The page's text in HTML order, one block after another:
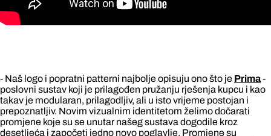
- Naš logo i popratni patterni najbolje opisuju ono što je Prima-
poslovni sustav koji je prilagođen pružanju rješenja kupcu i kao
takav je modularan, prilagodljiv, ali u isto vrijeme postojan i
prepoznatljiv. Novim vizualnim identitetom želimo dočarati
promjene koje su se unutar našeg sustava dogodile kroz
desetljeća i započeti jedno novo poglavlje. Promjene su